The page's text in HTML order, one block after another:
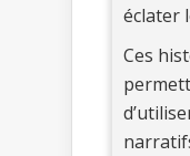
éclater
Ces